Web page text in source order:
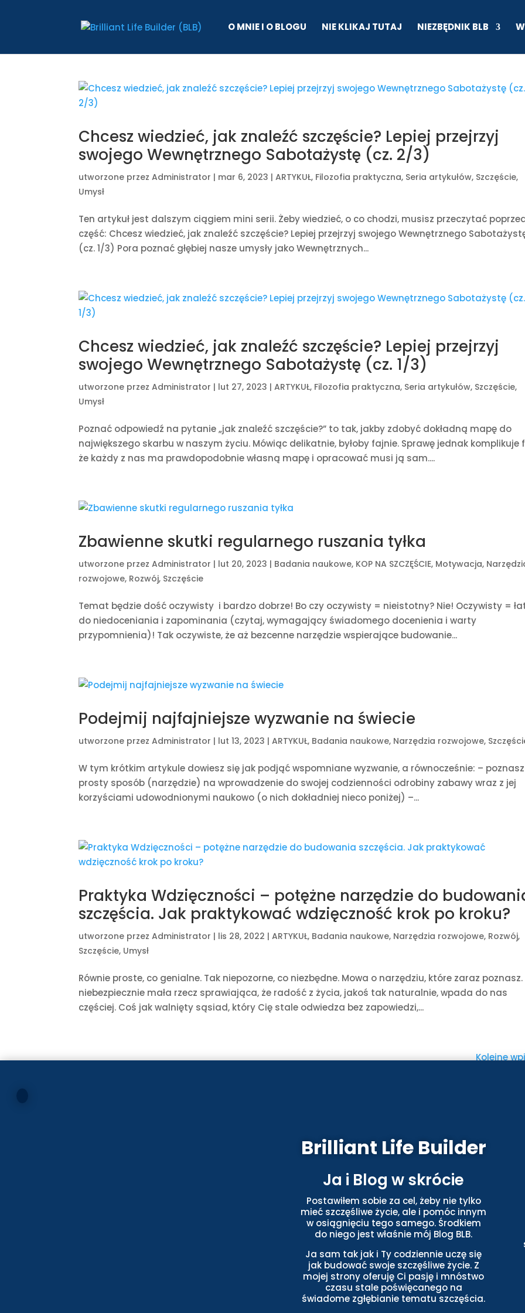
O MNIE I O BLOGU NIE KLIKAJ TUTAJ NIEZBĘDNIK BLB
Chcesz wiedzieć, jak znaleźć szczęście? Lepiej przejrzyj
swojego Wewnętrznego Sabotażystę (cz. 2/3)
utworzone przezAdministrator | mar 6, 2023 |ARTYKUŁ, Filozofia praktyczna, Seria artykułów, Szczęście,
Umysł
Ten artykuł jest dalszym ciągiem mini serii. Żeby wiedzieć, o co chodzi, musisz przeczytać
część: Chcesz wiedzieć, jak znaleźć szczęście? Lepiej przejrzyj swojego Wewnętrznego
(cz. 1/3) Pora poznać głębiej nasze umysły jako Wewnętrznych...
Chcesz wiedzieć, jak znaleźć szczęście? Lepiej przejrzyj
swojego Wewnętrznego Sabotażystę (cz. 1/3)
utworzone przezAdministrator | lut 27, 2023 |ARTYKUŁ, Filozofia praktyczna, Seria artykułów, Szczęście,
Umysł
Poznać odpowiedź na pytanie „jak znaleźć szczęście?” to tak, jakby zdobyć dokładną mapę do
największego skarbu w naszym życiu. Mówiąc delikatnie, byłoby fajnie. Sprawę jednak komplikuje
że każdy z nas ma prawdopodobnie własną mapę i opracować musi ją sam....
Zbawienne skutki regularnego ruszania tyłka
utworzone przezAdministrator | lut 20, 2023 | Badania naukowe, KOP NA SZCZĘŚCIE, Motywacja,
rozwojowe, Rozwój, Szczęście
Temat będzie dość oczywisty i bardzo dobrze! Bo czy oczywisty = nieistotny? Nie! Oczywisty =
do niedoceniania i zapominania (czytaj, wymagający świadomego docenienia i warty
przypomnienia)! Tak oczywiste, że aż bezcenne narzędzie wspierające budowanie...
Podejmij najfajniejsze wyzwanie na świecie
utworzone przezAdministrator | lut 13, 2023 |ARTYKUŁ, Badania naukowe, Narzędzia rozwojowe,
W tym krótkim artykule dowiesz się jak podjąć wspomniane wyzwanie, a równocześnie: – poznasz
prosty sposób (narzędzie) na wprowadzenie do swojej codzienności odrobiny zabawy wraz z jej
korzyściami udowodnionymi naukowo (o nich dokładniej nieco poniżej) –...
Praktyka Wdzięczności – potężne narzędzie do
szczęścia. Jak praktykować wdzięczność krok po kroku?
utworzone przezAdministrator | lis 28, 2022 |ARTYKUŁ, Badania naukowe, Narzędzia rozwojowe, Rozwój,
Szczęście, Umysł
Równie proste, co genialne. Tak niepozorne, co niezbędne. Mowa o narzędziu, które zaraz poznasz.
niebezpiecznie mała rzecz sprawiająca, że radość z życia, jakoś tak naturalnie, wpada do nas
częściej. Coś jak walnięty sąsiad, który Cię stale odwiedza bez zapowiedzi,...
Kolejne
Brilliant Life Builder
Ja i Blog w skrócie
Postawiłem sobie za cel, żeby nie tylko
mieć szczęśliwe życie, ale i pomóc innym
w osiągnięciu tego samego. Środkiem
do niego jest właśnie mój Blog BLB.
Ja sam tak jak i Ty codziennie uczę się
jak budować swoje szczęśliwe życie. Z
mojej strony oferuję Ci pasję i mnóstwo
czasu stale poświęcanego na
świadome zgłębianie tematu szczęścia.